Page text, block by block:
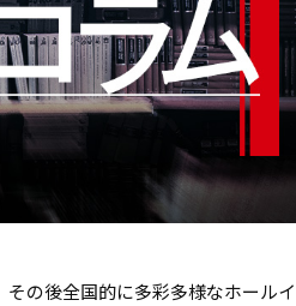
の後全国的に多彩多様なホールイ